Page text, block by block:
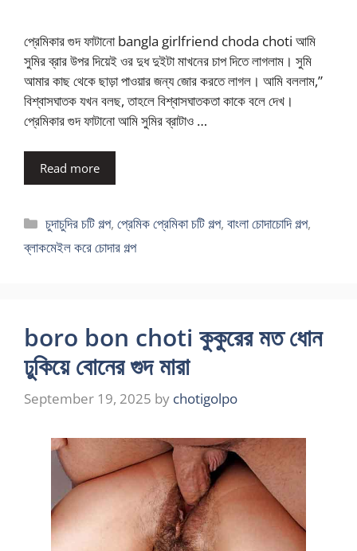
প্রেমিকার গুদ ফাটানো bangla girlfriend choda choti আমি
সুমির ব্রার উপর দিয়েই ওর দুধ দুইটা মাখনের চাপ দিতে লাগলাম। সুমি
আমার কাছ থেকে ছাড়া পাওয়ার জন্য জোর করতে লাগল। আমি বললাম,”
বিশ্বাসঘাতক যখন বলছ, তাহলে বিশ্বাসঘাতকতা কাকে বলে দেখ।
প্রেমিকার গুদ ফাটানো আমি সুমির ব্রাটাও …
Read more
Categories
চুদাচুদির চটি গল্প,প্রেমিক প্রেমিকা চটি গল্প,বাংলা চোদাচোদি গল্প,
ব্লাকমেইল করে চোদার গল্প
boro bon choti কুকুরের মত ধোন
ঢুকিয়ে বোনের গুদ মারা
September 19, 2025 by chotigolpo